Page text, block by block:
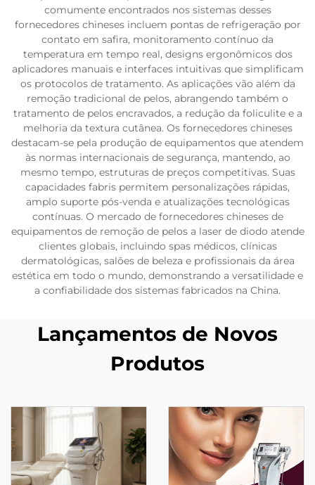
comumente encontrados nos sistemas desses
fornecedores chineses incluem pontas de refrigeração por
contato em safira, monitoramento contínuo da
temperatura em tempo real, designs ergonômicos dos
aplicadores manuais e interfaces intuitivas que simplificam
os protocolos de tratamento. As aplicações vão além da
remoção tradicional de pelos, abrangendo também o
tratamento de pelos encravados, a redução da foliculite e a
melhoria da textura cutânea. Os fornecedores chineses
destacam-se pela produção de equipamentos que atendem
às normas internacionais de segurança, mantendo, ao
mesmo tempo, estruturas de preços competitivas. Suas
capacidades fabris permitem personalizações rápidas,
amplo suporte pós-venda e atualizações tecnológicas
contínuas. O mercado de fornecedores chineses de
equipamentos de remoção de pelos a laser de diodo atende
clientes globais, incluindo spas médicos, clínicas
dermatológicas, salões de beleza e profissionais da área
estética em todo o mundo, demonstrando a versatilidade e
a confiabilidade dos sistemas fabricados na China.
Lançamentos de Novos
Produtos